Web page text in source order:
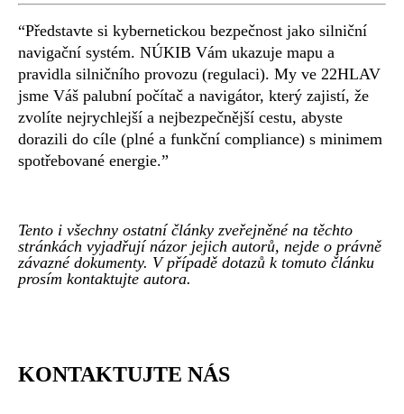
“Představte si kybernetickou bezpečnost jako silniční
navigační systém. NÚKIB Vám ukazuje mapu a
pravidla silničního provozu (regulaci). My ve 22HLAV
jsme Váš palubní počítač a navigátor, který zajistí, že
zvolíte nejrychlejší a nejbezpečnější cestu, abyste
dorazili do cíle (plné a funkční compliance) s minimem
spotřebované energie.”
Tento i všechny ostatní články zveřejněné na těchto
stránkách vyjadřují názor jejich autorů, nejde o právně
závazné dokumenty. V případě dotazů k tomuto článku
prosím kontaktujte autora.
KONTAKTUJTE NÁS